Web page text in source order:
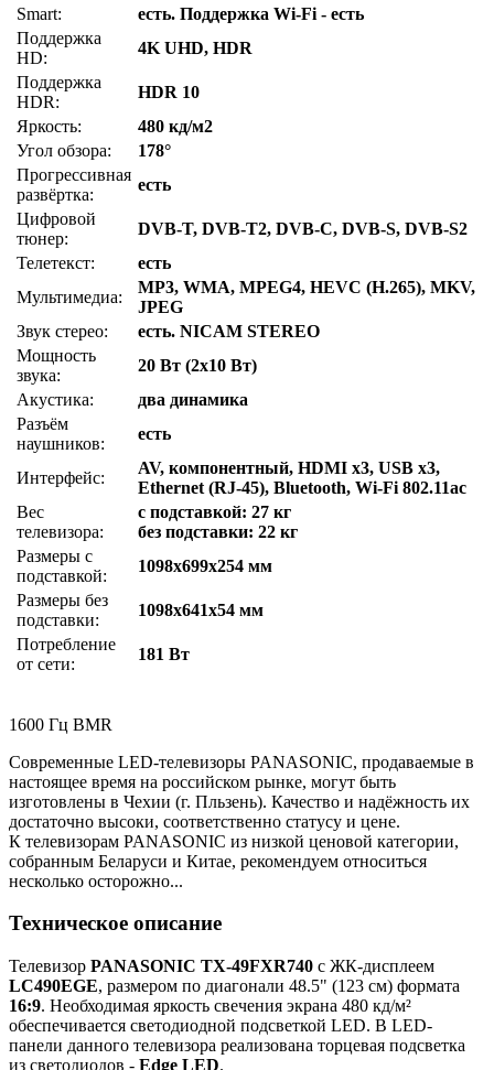
Smart:
есть. Поддержка Wi-Fi - есть
Поддержка
HD:
4K UHD, HDR
Поддержка
HDR:
HDR 10
Яркость:
480 кд/м2
Угол обзора:
178°
Прогрессивная
развёртка:
есть
Цифровой
тюнер:
DVB-T, DVB-T2, DVB-C, DVB-S, DVB-S2
Телетекст:
есть
Мультимедиа:
MP3, WMA, MPEG4, HEVC (H.265), MKV,
JPEG
Звук стерео:
есть. NICAM STEREO
Мощность
звука:
20 Вт (2х10 Вт)
Акустика:
два динамика
Разъём
наушников:
есть
Интерфейс:
AV, компонентный, HDMI x3, USB x3,
Ethernet (RJ-45), Bluetooth, Wi-Fi 802.11ac
Вес
телевизора:
с подставкой: 27 кг
без подставки: 22 кг
Размеры с
подставкой:
1098x699x254 мм
Размеры без
подставки:
1098x641x54 мм
Потребление
от сети:
181 Вт
1600 Гц BMR
Современные LED-телевизоры PANASONIC, продаваемые в
настоящее время на российском рынке, могут быть
изготовлены в Чехии (г. Пльзень). Качество и надёжность их
достаточно высоки, соответственно статусу и цене.
К телевизорам PANASONIC из низкой ценовой категории,
собранным Беларуси и Китае, рекомендуем относиться
несколько осторожно...
Техническое описание
Телевизор PANASONIC TX-49FXR740 с ЖК-дисплеем
LC490EGE, размером по диагонали 48.5" (123 см) формата
16:9. Необходимая яркость свечения экрана 480 кд/м²
обеспечивается светодиодной подсветкой LED. В LED-
панели данного телевизора реализована торцевая подсветка
из светодиодов - Edge LED.